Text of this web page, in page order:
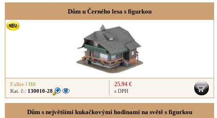
Dům u Černého lesa s figurkou
Faller / H0
Kat. č.: 130010-28
25.94 €
s DPH
Dům s největšími kukačkovými hodinami na světě s figurkou